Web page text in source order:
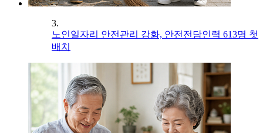
3.
노인일자리 안전관리 강화, 안전전담인력 613명 첫
배치